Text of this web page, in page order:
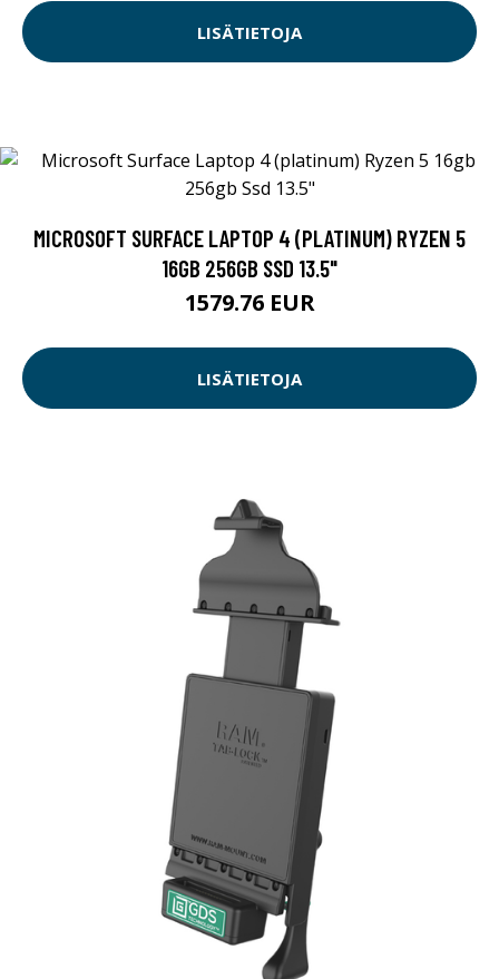
LISÄTIETOJA
MICROSOFT SURFACE LAPTOP 4 (PLATINUM) RYZEN 5
16GB 256GB SSD 13.5"
1579.76 EUR
LISÄTIETOJA